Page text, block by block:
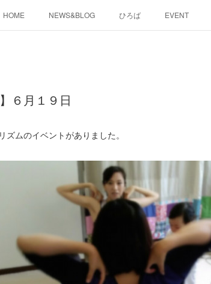
HOME NEWS&BLOG ひろば EVENT
６月１９日
ズムのイベントがありました。